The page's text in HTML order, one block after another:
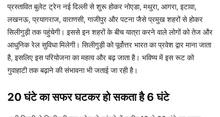
प्रस्तावित बुलेट ट्रेन नई दिल्ली से शुरू होकर नोएडा, मथुरा, आगरा, इटावा,
लखनऊ, प्रयागराज, वाराणसी, गाजीपुर और पटना जैसे प्रमुख शहरों से होकर
सिलीगुड़ी तक पहुंचेगी। इससे इन शहरों के बीच यात्रा करने वाले लोगों को तेज और
आधुनिक रेल सुविधा मिलेगी। सिलीगुड़ी को पूर्वोत्तर भारत का प्रवेश द्वार माना जाता
है, इसलिए इस परियोजना का महत्व और बढ़ जाता है। भविष्य में इस रूट को
गुवाहाटी तक बढ़ाने की संभावना भी जताई जा रही है।
20 घंटे का सफर घटकर हो सकता है 6 घंटे